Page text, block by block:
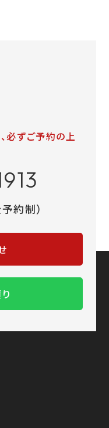
必ずご予約の上
約制）